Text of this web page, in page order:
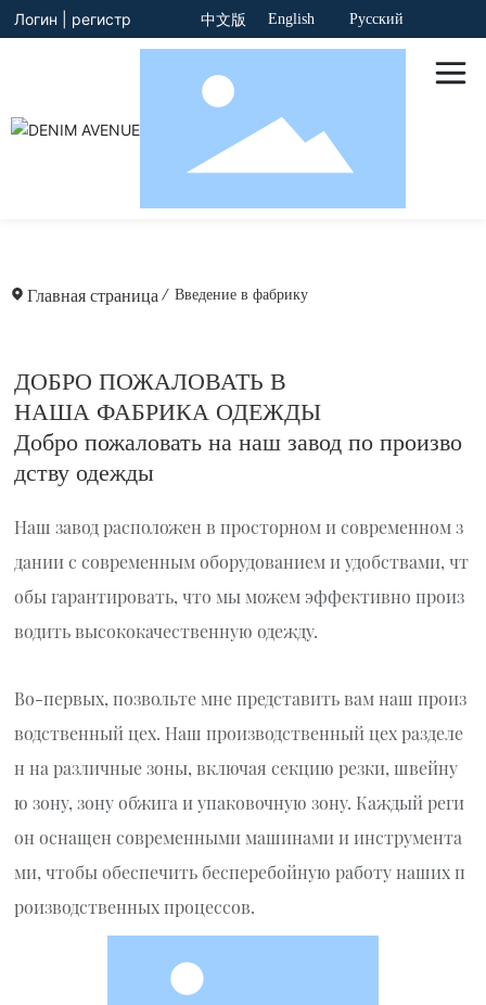
Логин регистр 中文版 English Русский
Главная страница Введение в фабрику
ДОБРО ПОЖАЛОВАТЬ В
НАША ФАБРИКА ОДЕЖДЫ
Добро пожаловать на наш завод по произво
дству одежды
Наш завод расположен в просторном и современном з
дании с современным оборудованием и удобствами, чт
обы гарантировать, что мы можем эффективно произ
водить высококачественную одежду.
Во-первых, позвольте мне представить вам наш произ
водственный цех. Наш производственный цех разделе
н на различные зоны, включая секцию резки, швейну
ю зону, зону обжига и упаковочную зону. Каждый реги
он оснащен современными машинами и инструмента
ми, чтобы обеспечить бесперебойную работу наших п
роизводственных процессов.